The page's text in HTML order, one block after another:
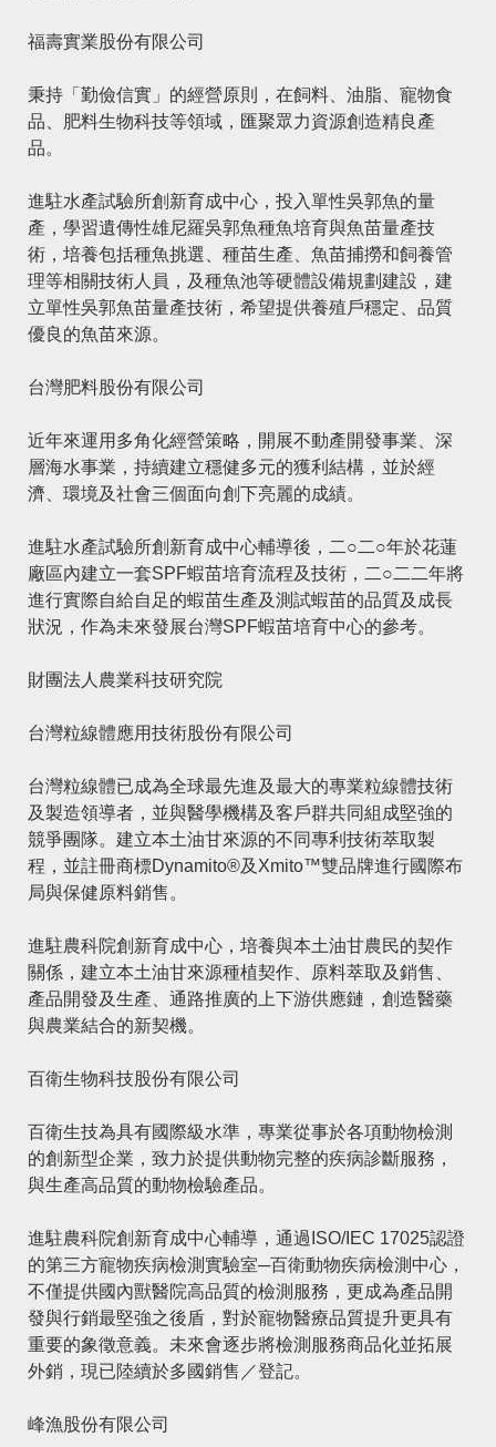
福壽實業股份有限公司
秉持「勤儉信實」的經營原則，在飼料、油脂、寵物食
品、肥料生物科技等領域，匯聚眾力資源創造精良產
品。
進駐水產試驗所創新育成中心，投入單性吳郭魚的量
產，學習遺傳性雄尼羅吳郭魚種魚培育與魚苗量產技
術，培養包括種魚挑選、種苗生產、魚苗捕撈和飼養管
理等相關技術人員，及種魚池等硬體設備規劃建設，建
立單性吳郭魚苗量產技術，希望提供養殖戶穩定、品質
優良的魚苗來源。
台灣肥料股份有限公司
近年來運用多角化經營策略，開展不動產開發事業、深
層海水事業，持續建立穩健多元的獲利結構，並於經
濟、環境及社會三個面向創下亮麗的成績。
進駐水產試驗所創新育成中心輔導後，二○二○年於花蓮
廠區內建立一套SPF蝦苗培育流程及技術，二○二二年將
進行實際自給自足的蝦苗生產及測試蝦苗的品質及成長
狀況，作為未來發展台灣SPF蝦苗培育中心的參考。
財團法人農業科技研究院
台灣粒線體應用技術股份有限公司
台灣粒線體已成為全球最先進及最大的專業粒線體技術
及製造領導者，並與醫學機構及客戶群共同組成堅強的
競爭團隊。建立本土油甘來源的不同專利技術萃取製
程，並註冊商標Dynamito®及Xmito™雙品牌進行國際布
局與保健原料銷售。
進駐農科院創新育成中心，培養與本土油甘農民的契作
關係，建立本土油甘來源種植契作、原料萃取及銷售、
產品開發及生產、通路推廣的上下游供應鏈，創造醫藥
與農業結合的新契機。
百衛生物科技股份有限公司
百衛生技為具有國際級水準，專業從事於各項動物檢測
的創新型企業，致力於提供動物完整的疾病診斷服務，
與生產高品質的動物檢驗產品。
進駐農科院創新育成中心輔導，通過ISO/IEC 17025認證
的第三方寵物疾病檢測實驗室─百衛動物疾病檢測中心，
不僅提供國內獸醫院高品質的檢測服務，更成為產品開
發與行銷最堅強之後盾，對於寵物醫療品質提升更具有
重要的象徵意義。未來會逐步將檢測服務商品化並拓展
外銷，現已陸續於多國銷售／登記。
峰漁股份有限公司